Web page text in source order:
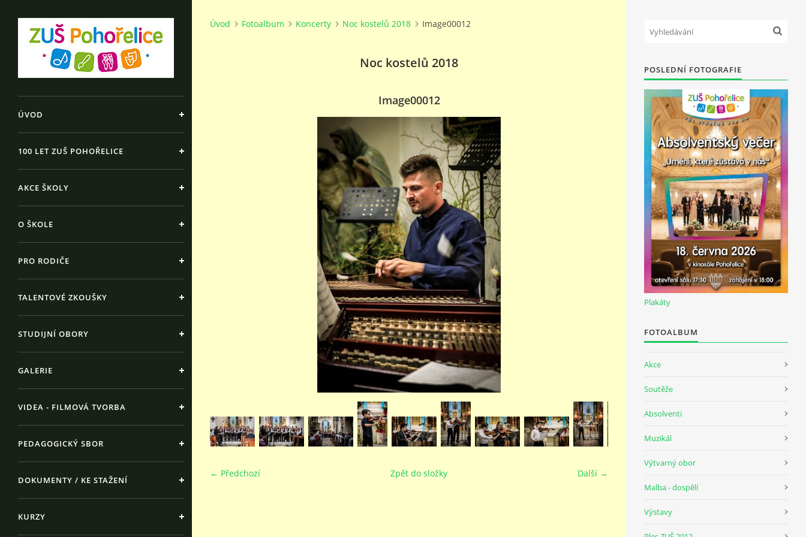
ÚVOD
100 LET ZUŠ POHOŘELICE
AKCE ŠKOLY
O ŠKOLE
PRO RODIČE
TALENTOVÉ ZKOUŠKY
STUDIJNÍ OBORY
GALERIE
VIDEA - FILMOVÁ TVORBA
PEDAGOGICKÝ SBOR
DOKUMENTY / KE STAŽENÍ
KURZY
Úvod Fotoalbum Koncerty Noc kostelů 2018 Image00012
Noc kostelů 2018
Image00012
← Předchozí Další →
Zpět do složky
POSLEDNÍ FOTOGRAFIE
Plakáty
FOTOALBUM
Akce
Soutěže
Absolventi
Muzikál
Výtvarný obor
Malba - dospělí
Výstavy